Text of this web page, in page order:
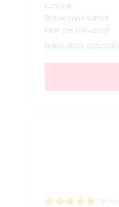
Functie
Botox zone vanaf
Filler per ml vanaf
Bekijk deze